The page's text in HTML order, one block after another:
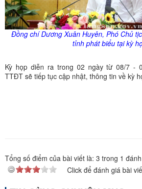
Đồng chí Dương Xuân Huyên, Phó Chủ
tỉnh phát biểu tại kỳ
Kỳ họp diễn ra trong 02 ngày từ 08/7 -
TTĐT sẽ tiếp tục cập nhật, thông tin về kỳ
Tổng số điểm của bài viết là: 3 trong 1
Click để đánh giá bài